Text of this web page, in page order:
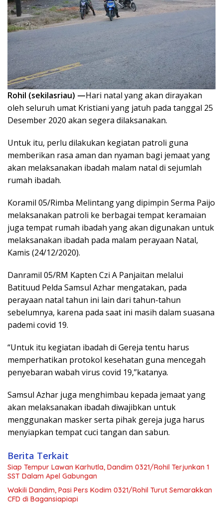
Rohil (sekilasriau) —Hari natal yang akan dirayakan
oleh seluruh umat Kristiani yang jatuh pada tanggal 25
Desember 2020 akan segera dilaksanakan.
Untuk itu, perlu dilakukan kegiatan patroli guna
memberikan rasa aman dan nyaman bagi jemaat yang
akan melaksanakan ibadah malam natal di sejumlah
rumah ibadah.
Koramil 05/Rimba Melintang yang dipimpin Serma Paijo
melaksanakan patroli ke berbagai tempat keramaian
juga tempat rumah ibadah yang akan digunakan untuk
melaksanakan ibadah pada malam perayaan Natal,
Kamis (24/12/2020).
Danramil 05/RM Kapten Czi A Panjaitan melalui
Batituud Pelda Samsul Azhar mengatakan, pada
perayaan natal tahun ini lain dari tahun-tahun
sebelumnya, karena pada saat ini masih dalam suasana
pademi covid 19.
“Untuk itu kegiatan ibadah di Gereja tentu harus
memperhatikan protokol kesehatan guna mencegah
penyebaran wabah virus covid 19,”katanya.
Samsul Azhar juga menghimbau kepada jemaat yang
akan melaksanakan ibadah diwajibkan untuk
menggunakan masker serta pihak gereja juga harus
menyiapkan tempat cuci tangan dan sabun.
Berita Terkait
Siap Tempur Lawan Karhutla, Dandim 0321/Rohil Terjunkan 1
SST Dalam Apel Gabungan
Wakili Dandim, Pasi Pers Kodim 0321/Rohil Turut Semarakkan
CFD di Bagansiapiapi